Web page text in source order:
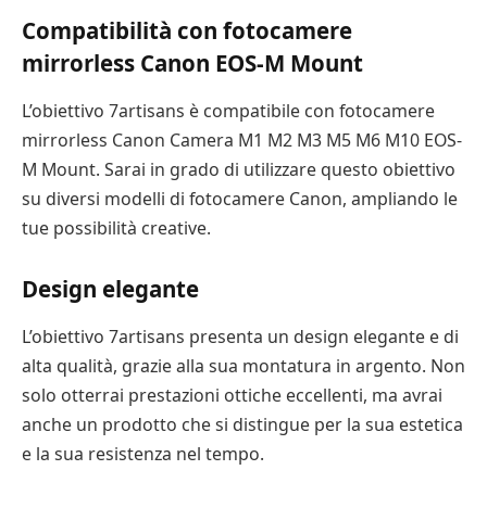
Compatibilità con fotocamere
mirrorless Canon EOS-M Mount
L’obiettivo 7artisans è compatibile con fotocamere
mirrorless Canon Camera M1 M2 M3 M5 M6 M10 EOS-
M Mount. Sarai in grado di utilizzare questo obiettivo
su diversi modelli di fotocamere Canon, ampliando le
tue possibilità creative.
Design elegante
L’obiettivo 7artisans presenta un design elegante e di
alta qualità, grazie alla sua montatura in argento. Non
solo otterrai prestazioni ottiche eccellenti, ma avrai
anche un prodotto che si distingue per la sua estetica
e la sua resistenza nel tempo.